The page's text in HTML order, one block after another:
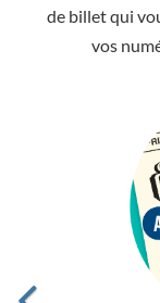
de billet qui
vos